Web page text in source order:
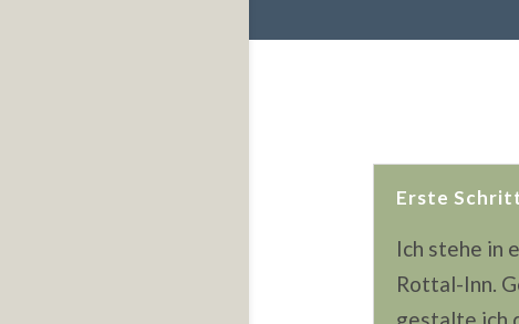
Erste
Ich stehe in
Rottal-Inn.